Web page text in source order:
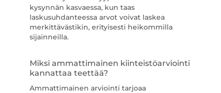
kysynnän kasvaessa, kun taas
laskusuhdanteessa arvot voivat laskea
merkittävästikin, erityisesti heikommilla
sijainneilla.
Miksi ammattimainen kiinteistöarviointi
kannattaa teettää?
Ammattimainen arviointi tarjoaa